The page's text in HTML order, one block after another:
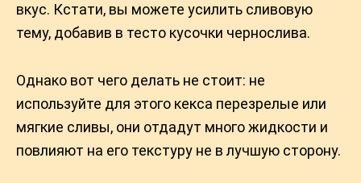
вкус. Кстати, вы можете усилить сливовую
тему, добавив в тесто кусочки чернослива.
Однако вот чего делать не стоит: не
используйте для этого кекса перезрелые или
мягкие сливы, они отдадут много жидкости и
повлияют на его текстуру не в лучшую сторону.